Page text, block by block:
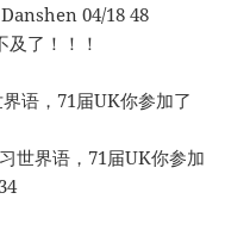
04/18 48
了！！！
语，71届UK你参加了
世界语，71届UK你参加